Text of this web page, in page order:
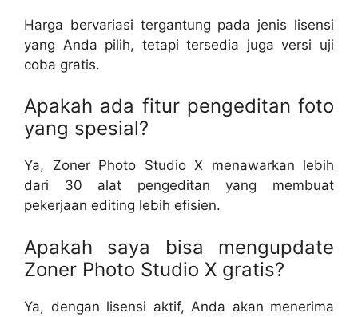
Harga bervariasi tergantung pada jenis lisensi
yang Anda pilih, tetapi tersedia juga versi uji
coba gratis.
Apakah ada fitur pengeditan foto
yang spesial?
Ya, Zoner Photo Studio X menawarkan lebih
dari 30 alat pengeditan yang membuat
pekerjaan editing lebih efisien.
Apakah saya bisa mengupdate
Zoner Photo Studio X gratis?
Ya, dengan lisensi aktif, Anda akan menerima